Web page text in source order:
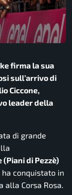
firma la sua
sull’arrivo di
Ciccone,
leader della
di grande
di Pezzè)
ha conquistato in
alla Corsa Rosa.